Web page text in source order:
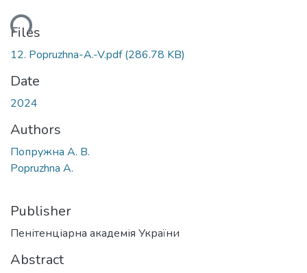
Files
12. Popruzhna-A.-V.pdf(286.78 KB)
Date
2024
Authors
Попружна А. В.
Popruzhna A.
Publisher
Пенітенціарна академія України
Abstract